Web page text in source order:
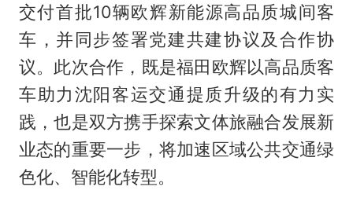
交付首批10辆欧辉新能源高品质城间客
车，并同步签署党建共建协议及合作协
议。此次合作，既是福田欧辉以高品质客
车助力沈阳客运交通提质升级的有力实
践，也是双方携手探索文体旅融合发展新
业态的重要一步，将加速区域公共交通绿
色化、智能化转型。